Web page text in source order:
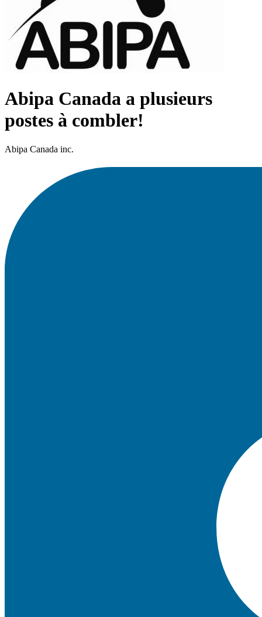
Abipa Canada a plusieurs
postes à combler!
Abipa Canada inc.